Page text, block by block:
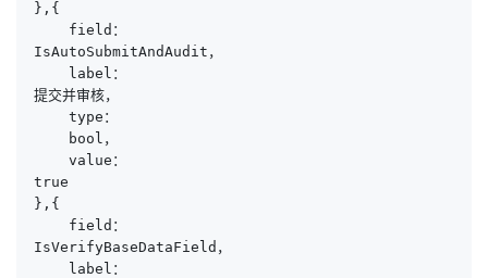
},{
    field：
IsAutoSubmitAndAudit，
    label：
提交并审核，
    type：
    bool，
    value：
true
},{
    field：
IsVerifyBaseDataField，
    label：